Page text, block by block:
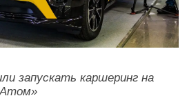
запускать каршеринг на